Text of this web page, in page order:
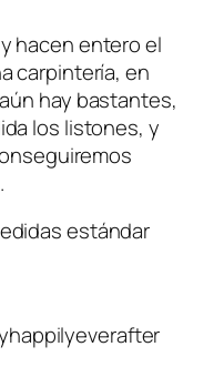
hacen entero el
carpintería, en
hay bastantes,
los listones, y
estándar